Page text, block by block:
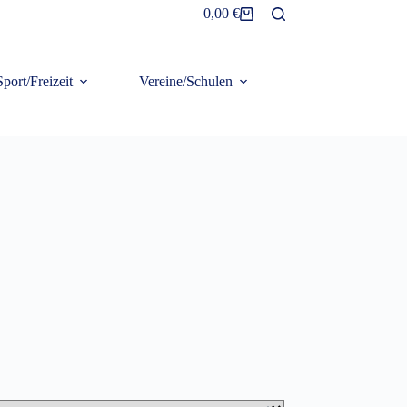
Warenkorb
0,00 €
Freizeit Vereine/Schulen